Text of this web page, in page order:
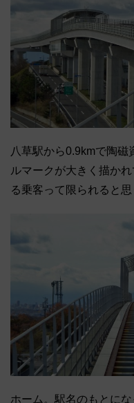
八草駅から0.9kmで陶
ルマークが大きく描か
る乗客って限られると思
ホーム。駅名のもとに